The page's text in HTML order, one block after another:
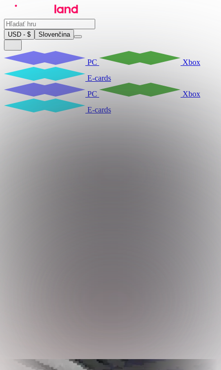
USD - $ Slovenčina
PC
Xbox
E-cards
PC
Xbox
E-cards